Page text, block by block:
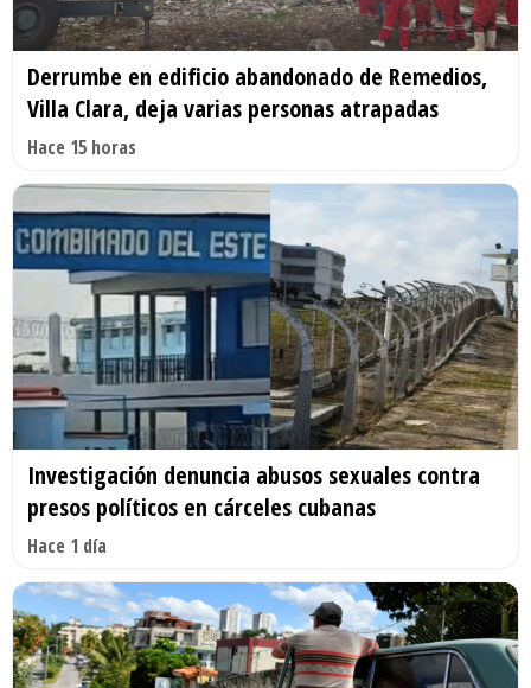
Derrumbe en edificio abandonado de Remedios,
Villa Clara, deja varias personas atrapadas
Hace 15 horas
Investigación denuncia abusos sexuales contra
presos políticos en cárceles cubanas
Hace 1 día